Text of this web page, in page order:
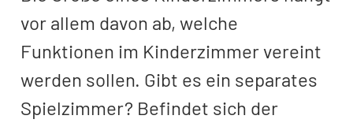
vor allem davon ab, welche
Funktionen im Kinderzimmer vereint
werden sollen. Gibt es ein separates
Spielzimmer? Befindet sich der